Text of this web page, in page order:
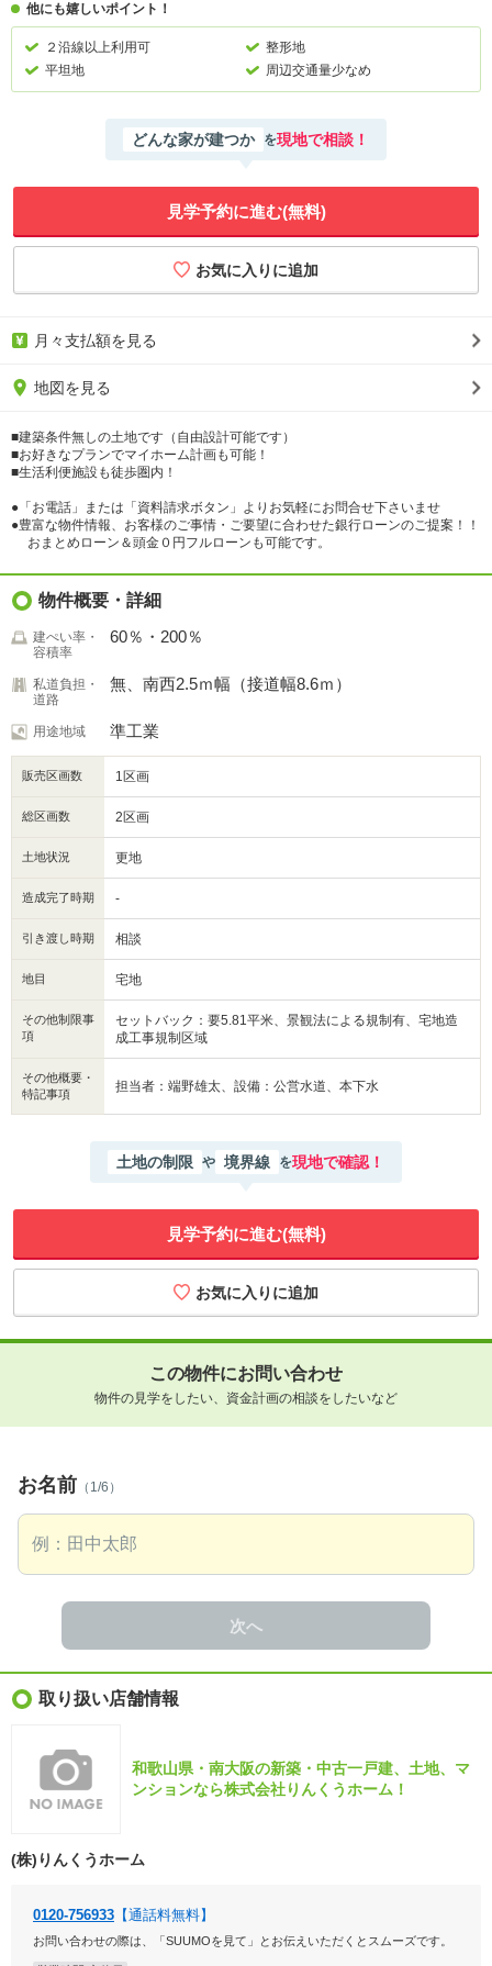
他にも嬉しいポイント！
２沿線以上利用可
整形地
平坦地
周辺交通量少なめ
どんな家が建つか を現地で相談！
見学予約に進む(無料)
月々支払額を見る
地図を見る
■建築条件無しの土地です（自由設計可能です）
■お好きなプランでマイホーム計画も可能！
■生活利便施設も徒歩圏内！
●「お電話」または「資料請求ボタン」よりお気軽にお問合せ下さいませ
●豊富な物件情報、お客様のご事情・ご要望に合わせた銀行ローンのご提案！！
おまとめローン＆頭金０円フルローンも可能です。
物件概要・詳細
建ぺい率・
容積率
60％・200％
私道負担・
道路
無、南西2.5ｍ幅（接道幅8.6ｍ）
用途地域 準工業
販売区画数 1区画
総区画数 2区画
土地状況 更地
造成完了時期 -
引き渡し時期 相談
地目 宅地
その他制限事
項
セットバック：要5.81平米、景観法による規制有、宅地造
成工事規制区域
その他概要・
特記事項
担当者：端野雄太、設備：公営水道、本下水
土地の制限 や 境界線 を現地で確認！
見学予約に進む(無料)
この物件にお問い合わせ
物件の見学をしたい、資金計画の相談をしたいなど
お名前 （1/6）
次へ
取り扱い店舗情報
和歌山県・南大阪の新築・中古一戸建、土地、マ
ンションなら株式会社りんくうホーム！
(株)りんくうホーム
0120-756933 【通話料無料】
お問い合わせの際は、「SUUMOを見て」とお伝えいただくとスムーズです。